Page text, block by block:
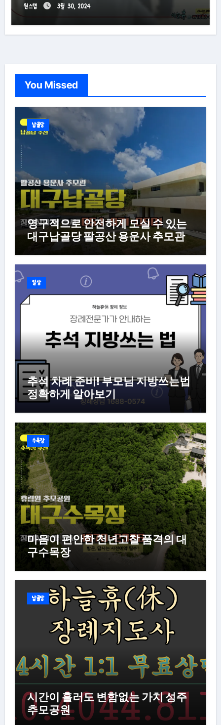
원스텝 3월 30, 2024
You Missed
납골당
영구적으로 안전하게 모실 수 있는
대구납골당 팔공산 용운사 추모관
일상
추석 차례 준비! 부모님 지방쓰는법
정확하게 알아보기
수목장
마음이 편안한 천년고찰 품격의 대
구수목장
납골당
시간이 흘러도 변함없는 가치 성주
추모공원